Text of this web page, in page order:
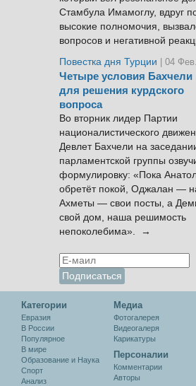
Стамбула Имамоглу, вдруг
высокие полномочия,
вопросов и негативной
Повестка дня Турции
| 04 Фев.
Четыре условия Бахчели
для решения курдского
вопроса
Во вторник лидер Партии
националистического
Девлет Бахчели на
парламентской группы
формулировку: «Пока
обретёт покой, Оджалан —
Ахметы — свои посты, а
свой дом, наша решимость
непоколебима». →
Категории
Евразия
В России
Популярное
В мире
Образование и Наука
Спорт
Анализ
Медиа
Фотогалерея
Видеогалеря
Карикатуры
Персоналии
Комментарии
Авторы